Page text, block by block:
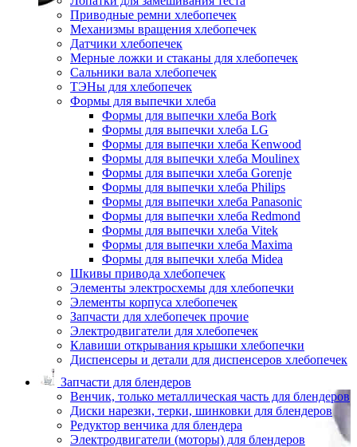
Приводные ремни хлебопечек
Механизмы вращения хлебопечек
Датчики хлебопечек
Мерные ложки и стаканы для хлебопечек
Сальники вала хлебопечек
ТЭНы для хлебопечек
Формы для выпечки хлеба
Формы для выпечки хлеба Bork
Формы для выпечки хлеба LG
Формы для выпечки хлеба Kenwood
Формы для выпечки хлеба Moulinex
Формы для выпечки хлеба Gorenje
Формы для выпечки хлеба Philips
Формы для выпечки хлеба Panasonic
Формы для выпечки хлеба Redmond
Формы для выпечки хлеба Vitek
Формы для выпечки хлеба Maxima
Формы для выпечки хлеба Midea
Шкивы привода хлебопечек
Элементы электросхемы для хлебопечки
Элементы корпуса хлебопечек
Запчасти для хлебопечек прочие
Электродвигатели для хлебопечек
Клавиши открывания крышки хлебопечки
Диспенсеры и детали для диспенсеров хлебопечек
Запчасти для блендеров
Венчик, только металлическая часть для блендеров
Диски нарезки, терки, шинковки для блендеров
Редуктор венчика для блендера
Электродвигатели (моторы) для блендеров